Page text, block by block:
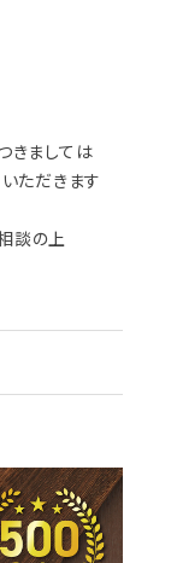
きましては
ただきます
談の上